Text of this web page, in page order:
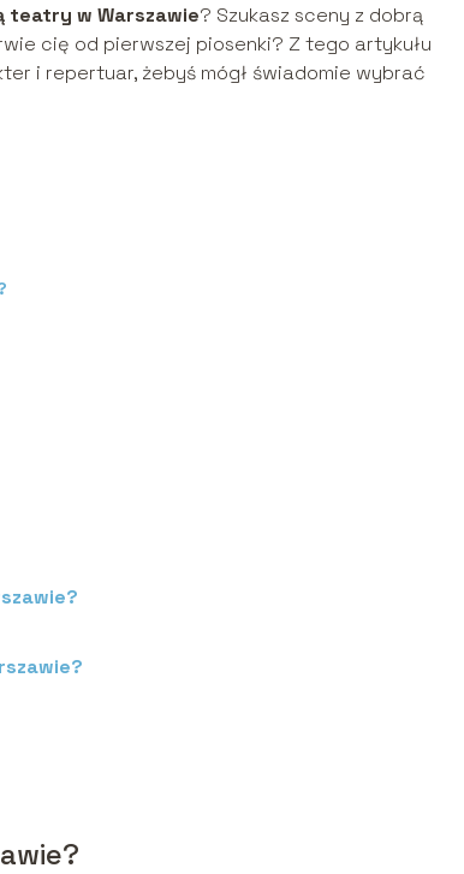
teatry w Warszawie? Szukasz sceny z dobrą
cię od pierwszej piosenki? Z tego artykułu
i repertuar, żebyś mógł świadomie wybrać